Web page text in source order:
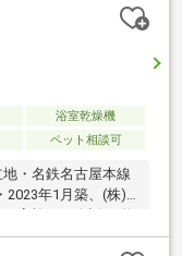
は「浴室暖房乾燥
ニングには、「ガ
です。（飼育細則
時間体制のセキュ
出していても安心
なく２４時間ゴミ
ます。所在階数表
浴室乾燥機
ペット相談可
・名鉄名古屋本線
2023年1月築、(株)
家族との会話が弾
2箇所のWICやSIC